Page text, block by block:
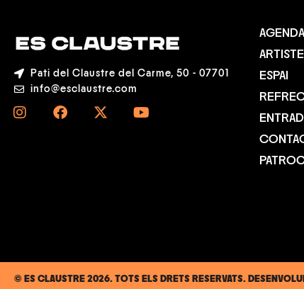
Pati del Claustre del Carme, 50 - 07701
info@esclaustre.com
AGENDA
ESPAI
© ES CLAUSTRE 2026. TOTS ELS DRETS RESERVATS.